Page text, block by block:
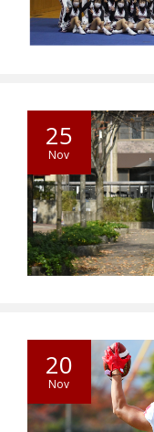
25
Nov
20
Nov